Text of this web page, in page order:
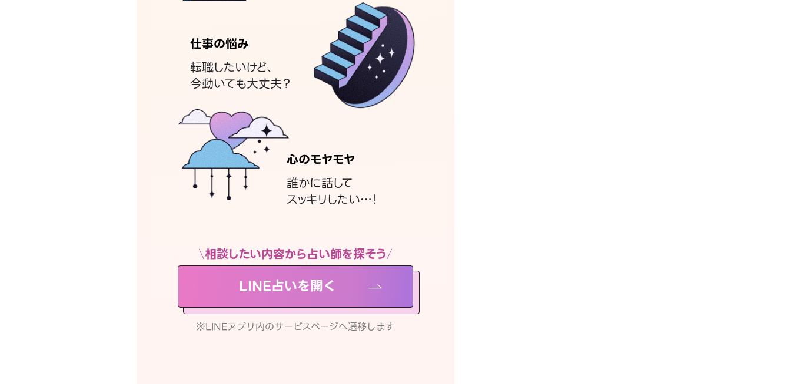
仕事の悩み
転職したいけど、
今動いても大丈夫？
心のモヤモヤ
誰かに話して
スッキリしたい…！
相談したい内容から占い師を探そう
LINE占いを開く
※LINEアプリ内のサービスページへ遷移します